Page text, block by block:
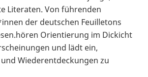
Literaten. Von führenden
der deutschen Feuilletons
Orientierung im Dickicht
und lädt ein,
Wiederentdeckungen zu